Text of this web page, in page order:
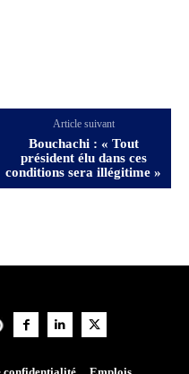
Article suivant
Bouchachi : « Tout
président élu dans ces
conditions sera illégitime »